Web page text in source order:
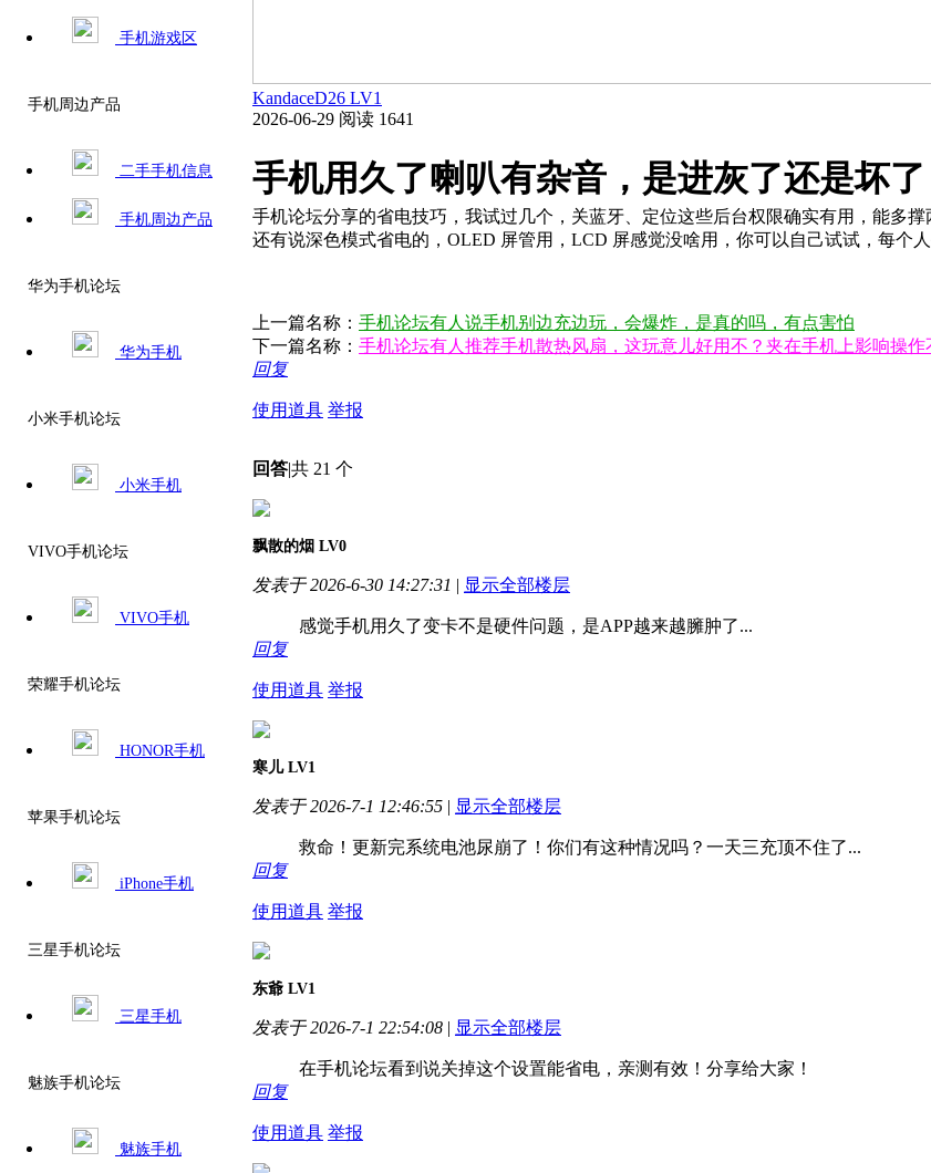
手机游戏区
手机周边产品
二手手机信息
手机周边产品
华为手机论坛
华为手机
小米手机论坛
小米手机
VIVO手机论坛
VIVO手机
荣耀手机论坛
HONOR手机
苹果手机论坛
iPhone手机
三星手机论坛
三星手机
魅族手机论坛
魅族手机
KandaceD26 LV1
2026-06-29 阅读 1641
手机用久了喇叭有杂音，是进灰了还是坏
手机论坛分享的省电技巧，我试过几个，关蓝牙、定位这些后台权限确实有用，能多
还有说深色模式省电的，OLED 屏管用，LCD 屏感觉没啥用，你可以自己试试，每个人
上一篇名称： 手机论坛有人说手机别边充边玩，会爆炸，是真的吗，有点害怕​
下一篇名称： 手机论坛有人推荐手机散热风扇，这玩意儿好用不？夹在手机上影响操作
回复
使用道具 举报
回答|共 21 个
飘散的烟 LV0
发表于 2026-6-30 14:27:31 | 显示全部楼层
感觉手机用久了变卡不是硬件问题，是APP越来越臃肿了...
回复
使用道具 举报
寒儿 LV1
发表于 2026-7-1 12:46:55 | 显示全部楼层
救命！更新完系统电池尿崩了！你们有这种情况吗？一天三充顶不住了...
回复
使用道具 举报
东爺 LV1
发表于 2026-7-1 22:54:08 | 显示全部楼层
在手机论坛看到说关掉这个设置能省电，亲测有效！分享给大家！
回复
使用道具 举报